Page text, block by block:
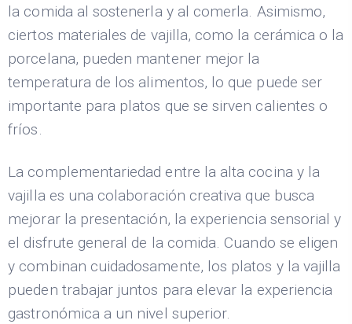
la comida al sostenerla y al comerla. Asimismo,
ciertos materiales de vajilla, como la cerámica o la
porcelana, pueden mantener mejor la
temperatura de los alimentos, lo que puede ser
importante para platos que se sirven calientes o
fríos.
La complementariedad entre la alta cocina y la
vajilla es una colaboración creativa que busca
mejorar la presentación, la experiencia sensorial y
el disfrute general de la comida. Cuando se eligen
y combinan cuidadosamente, los platos y la vajilla
pueden trabajar juntos para elevar la experiencia
gastronómica a un nivel superior.